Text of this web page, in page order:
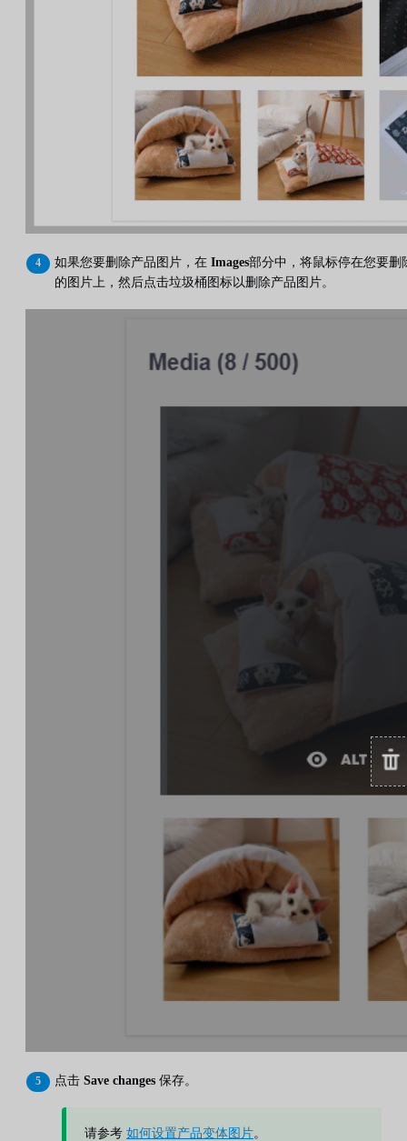
如果您要删除产品图片，在 Images部分中，将鼠标停在您要删
的图片上，然后点击垃圾桶图标以删除产品图片。
点击 Save changes 保存。
请参考 如何设置产品变体图片。